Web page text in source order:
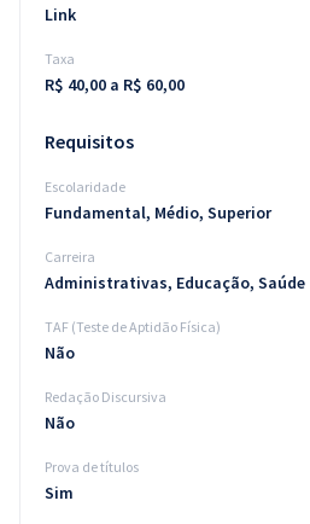
Link
Taxa
R$ 40,00 a R$ 60,00
Requisitos
Escolaridade
Fundamental, Médio, Superior
Carreira
Administrativas, Educação, Saúde
TAF (Teste de Aptidão Física)
Não
Redação Discursiva
Não
Prova de títulos
Sim